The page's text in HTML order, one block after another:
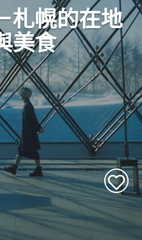
札幌的在地
美食